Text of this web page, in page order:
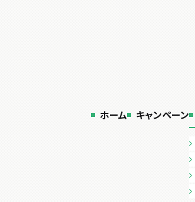
ホーム キャンペーン